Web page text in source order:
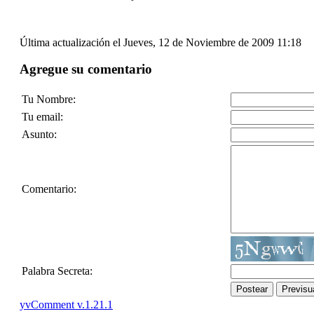
Última actualización el Jueves, 12 de Noviembre de 2009 11:18
Agregue su comentario
Tu Nombre:
Tu email:
Asunto:
Comentario:
Palabra Secreta:
Postear
yvComment v.1.21.1